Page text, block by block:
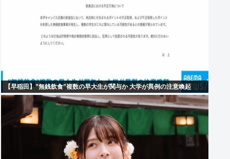
【早稲田】”無銭飲食”複数の早大生が関与か 大学が異例の注意喚起